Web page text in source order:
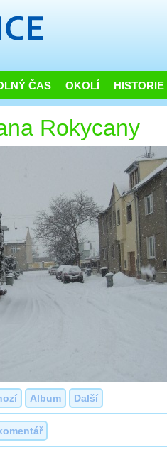
ČAS OKOLÍ HISTORIE
Rokycany
Album Další